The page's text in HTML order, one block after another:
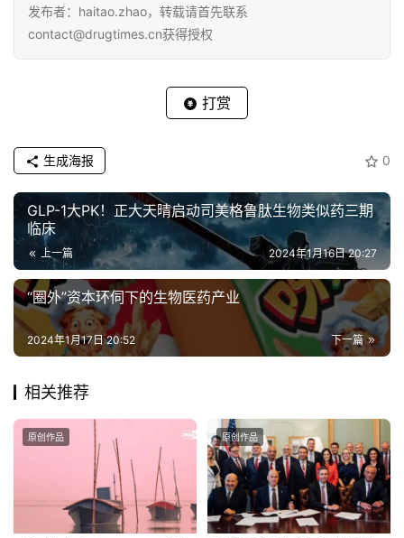
发布者：haitao.zhao，转载请首先联系
contact@drugtimes.cn获得授权
打赏
0
生成海报
GLP-1大PK！正大天晴启动司美格鲁肽生物类似药三期
临床
上一篇 2024年1月16日 20:27
“圈外”资本环伺下的生物医药产业
下一篇
2024年1月17日 20:52
相关推荐
原创作品 原创作品